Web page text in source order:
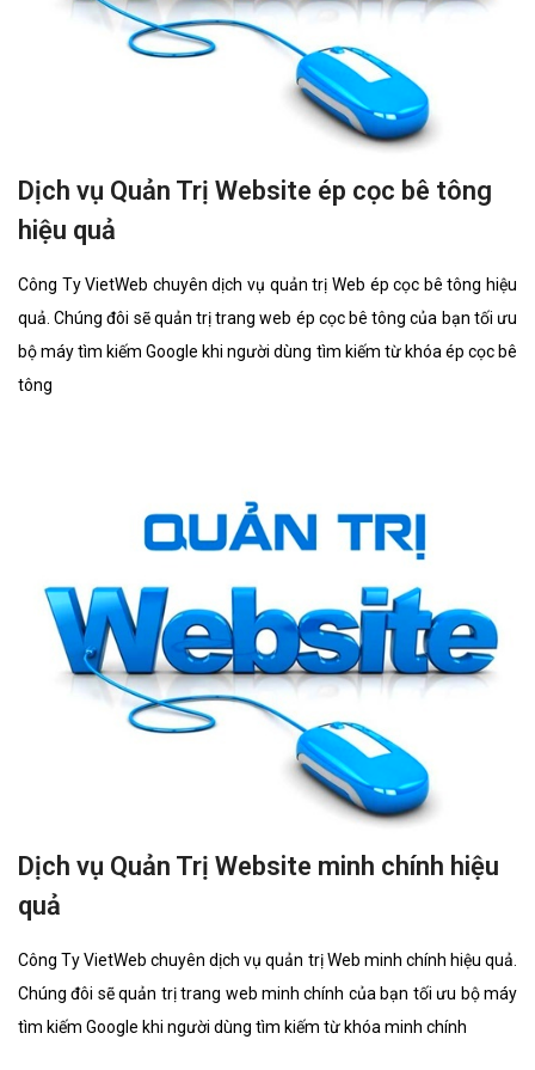
Dịch vụ Quản Trị Website ép cọc bê tông
hiệu quả
Công Ty VietWeb chuyên dịch vụ quản trị Web ép cọc bê tông hiệu
quả. Chúng đôi sẽ quản trị trang web ép cọc bê tông của bạn tối ưu
bộ máy tìm kiếm Google khi người dùng tìm kiếm từ khóa ép cọc bê
tông
Dịch vụ Quản Trị Website minh chính hiệu
quả
Công Ty VietWeb chuyên dịch vụ quản trị Web minh chính hiệu quả.
Chúng đôi sẽ quản trị trang web minh chính của bạn tối ưu bộ máy
tìm kiếm Google khi người dùng tìm kiếm từ khóa minh chính